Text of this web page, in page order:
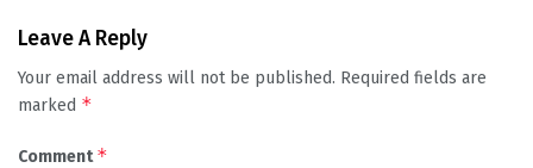
Leave A Reply
Your email address will not be published. Required fields are
marked *
Comment*